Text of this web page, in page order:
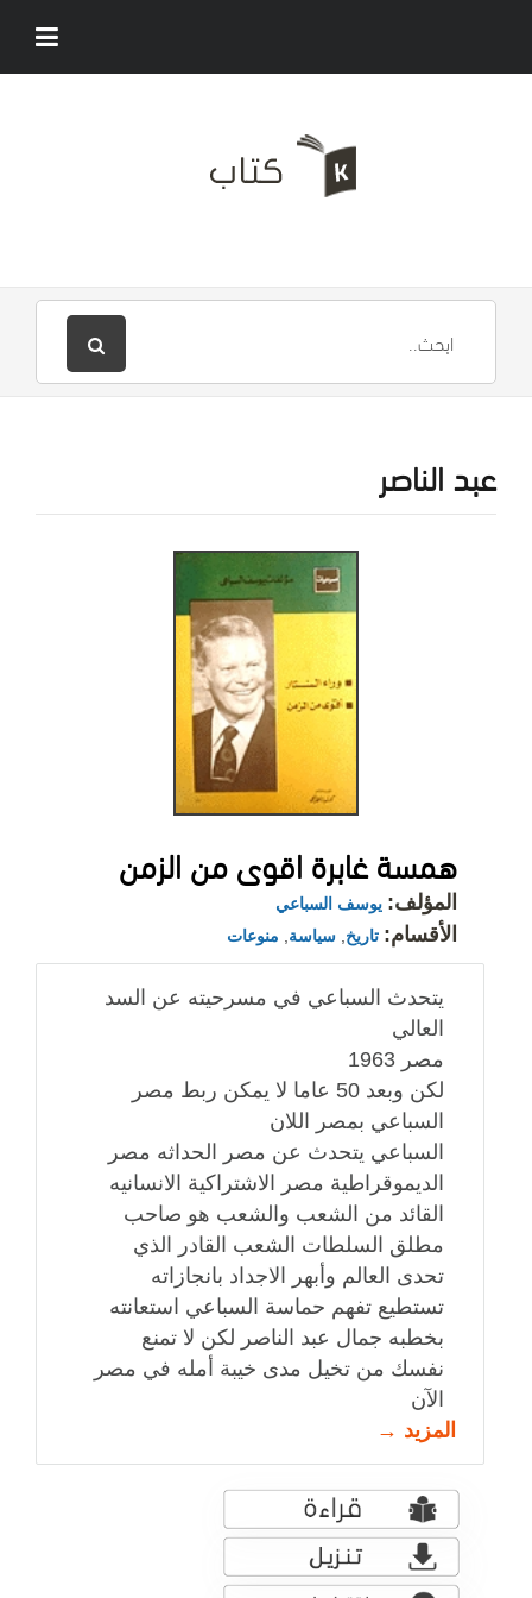
عبد الناصر
همسة غابرة اقوى من الزمن
المؤلف: يوسف السباعي
الأقسام: تاريخ سياسة منوعات
يتحدث السباعي في مسرحيته عن السد
العالي
مصر 1963
لكن وبعد 50 عاما لا يمكن ربط مصر
السباعي بمصر اللان
السباعي يتحدث عن مصر الحداثه مصر
الديموقراطية مصر الاشتراكية الانسانيه
القائد من الشعب والشعب هو صاحب
مطلق السلطات الشعب القادر الذي
تحدى العالم وأبهر الاجداد بانجازاته
تستطيع تفهم حماسة السباعي استعانته
بخطبه جمال عبد الناصر لكن لا تمنع
نفسك من تخيل مدى خيبة أمله في مصر
الآن
المزيد →